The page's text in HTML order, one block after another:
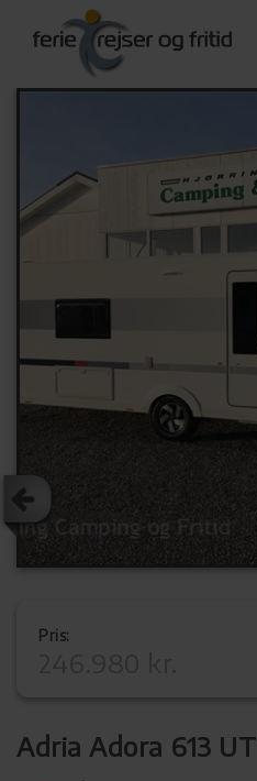
Pris:
Adria Adora 613 UT